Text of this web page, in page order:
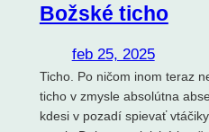
Božské ticho
feb 25, 2025
Ticho. Po ničom inom teraz
ticho v zmysle absolútna
kdesi v pozadí spievať